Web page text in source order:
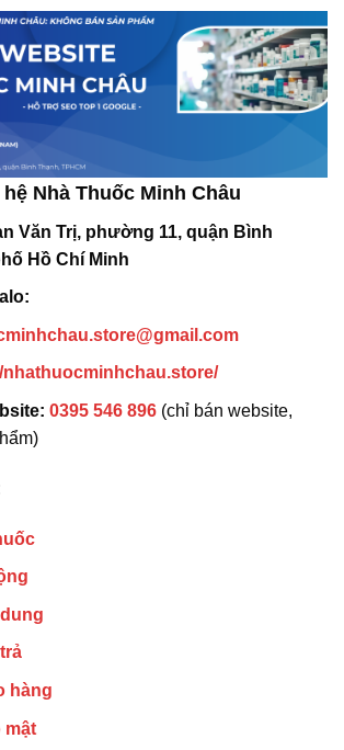
Nhà Thuốc Minh Châu
Văn Trị, phường 11, quận Bình
Hồ Chí Minh
nhathuocminhchau.store/
0395 546 896 (chỉ bán website,
hàng
mật